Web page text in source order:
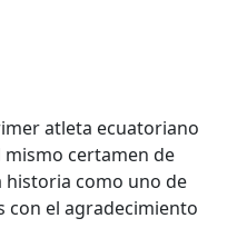
atleta ecuatoriano
mismo certamen de
historia como uno de
con el agradecimiento